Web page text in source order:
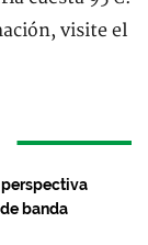
visite el
perspectiva
banda